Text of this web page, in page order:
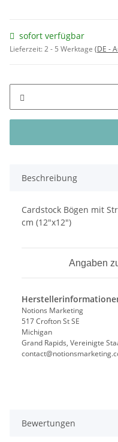
sofort verfügbar
Lieferzeit:2 - 5 Werktage (DE -
Beschreibung
Cardstock Bögen mit
cm (12"x12")
Angaben
Notions Marketing
517 Crofton St SE
Michigan
Grand Rapids, Vereinigte
Bewertungen